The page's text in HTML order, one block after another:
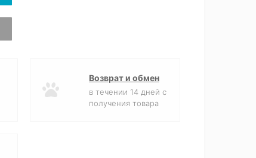
Возврат и обмен
в течении 14 дней с
получения товара